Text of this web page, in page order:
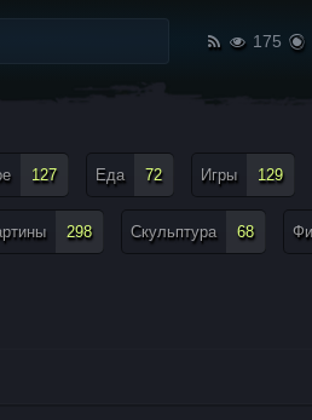
175
127 Еда 72 Игры 129
298 Скульптура 68